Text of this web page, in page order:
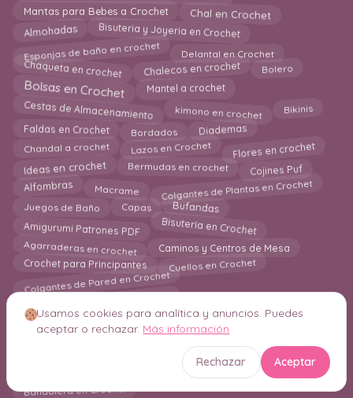
Mantas para Bebes a Crochet Chal en Crochet
Almohadas Bisuteria y Joyeria en Crochet
Esponjas de baño en crochet Delantal en Crochet
Chaqueta en crochet Chalecos en crochet Bolero
Bolsas en Crochet Mantel a crochet
Cestas de Almacenamiento kimono en crochet Bikinis
Faldas en Crochet Bordados Diademas
Chandal a crochet Lazos en Crochet Flores en crochet
Ideas en crochet Bermudas en crochet Cojines Puf
Alfombras Macrame Colgantes de Plantas en Crochet
Juegos de Baño Capas Bufandas
Amigurumi Patrones PDF Bisutería en Crochet
Agarraderas en crochet Caminos y Centros de Mesa
Crochet para Principantes Cuellos en Crochet
Colgantes de Pared en Crochet
Marcos Decorativos en Crochet
Amigurumi para Principiantes
Free Patterns Amigurumi
Mascotas
Usamos cookies para analítica y anuncios. Puedes
aceptar o rechazar. Más información
Rechazar Aceptar